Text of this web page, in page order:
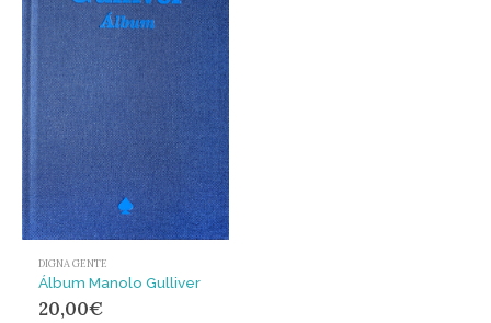
DIGNA GENTE
Álbum Manolo Gulliver
20,00€